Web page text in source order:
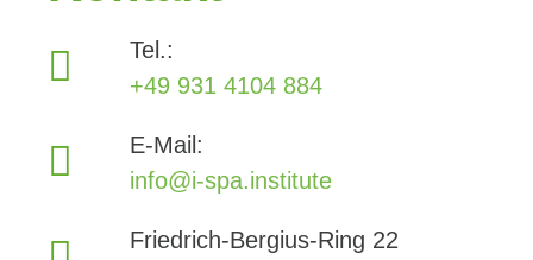
Tel.:
+49 931 4104 884
E-Mail:
info@i-spa.institute
Friedrich-Bergius-Ring 22